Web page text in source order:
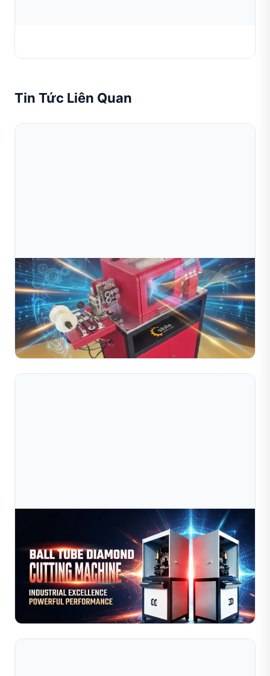
Tin Tức Liên Quan
Jul 09, 2026
Máy Cắt Kim Cương Dùng Cho Dây Và Ống Là Gì?
Khám phá máy cắt kim cương dùng cho dây và ống là gì,
cách thức hoạt động và tầm quan trọng của nó đối với
ngành sản xuất trang sức. Tìm hiểu về quy trình cắt k...
Đọc toàn bộ bài viết
Tự Động Hóa Sẽ Làm Thay Đổi Ngành Sản Xuất
Trang Sức Như Thế Nào Vào Năm 2026?
Khám phá cách máy móc sản xuất trang sức tự động cải
thiện độ chính xác, hiệu quả và khả năng mở rộng trong
năm 2026. Tìm hiểu các giải pháp cắt kim cương, làm ...
Đọc toàn bộ bài viết